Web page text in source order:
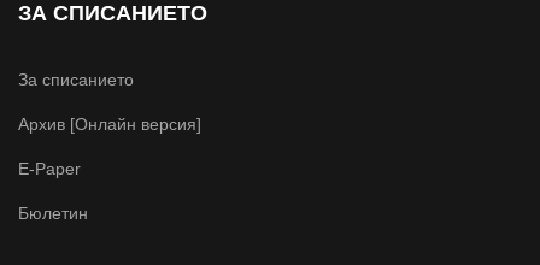
ЗА СПИСАНИЕТО
За списанието
Архив [Онлайн версия]
E-Paper
Бюлетин